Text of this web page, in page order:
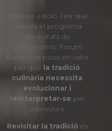
Aquesta edició, l’eix que
articula el programa
d’activitats de
Gastronomic Forum
Barcelona posa en valor
per què la tradició
culinària necessita
evolucionar i
reinterpretar-se per
sobreviure.
Revisitar la tradició és